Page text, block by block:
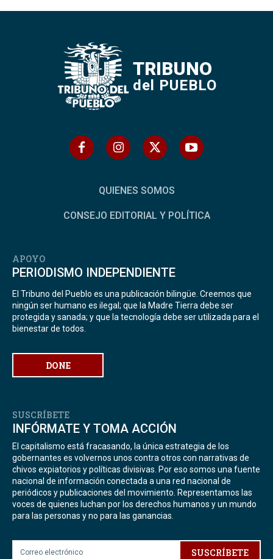
TRIBUNO
del PUEBLO
QUIENES SOMOS
CONSEJO EDITORIAL Y POLÍTICA
APOYO
PERIODISMO INDEPENDIENTE
El Tribuno del Pueblo es una publicación bilingüe. Creemos que
ningún ser humano es ilegal; que la Madre Tierra debe ser
protegida y sanada; y que la tecnología debe ser utilizada para el
bienestar de todos.
DONE
SUSCRÍBETE
INFÓRMATE Y TOMA ACCIÓN
El capitalismo está fracasando, la única estrategia de los
gobernantes es volvernos unos contra otros con narrativas de
chivos expiatorios y políticas divisivas. Por eso somos una fuente
nacional de información conectada a una red nacional de
periódicos y publicaciones del movimiento. Representamos las
voces de quienes luchan por los derechos humanos y un mundo
para las personas y no para las ganancias.
SUSCRÍBETE